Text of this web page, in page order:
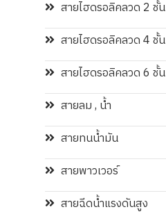
สายไฮดรอลิคลวด 2 ชั้น
สายไฮดรอลิคลวด 4 ชั้น
สายไฮดรอลิคลวด 6 ชั้น
สายลม , น้ำ
สายทนน้ำมัน
สายพาวเวอร์
สายฉีดน้ำแรงดันสูง